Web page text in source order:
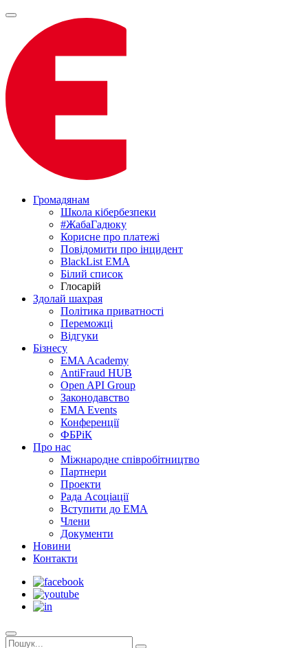
Громадянам
Школа кібербезпеки
#ЖабаГадюку
Корисне про платежі
Повідомити про інцидент
BlackList EMA
Білий список
Глосарій
Здолай шахрая
Політика приватності
Переможцi
Відгуки
Бізнесу
EMA Academy
AntiFraud HUB
Open API Group
Законодавство
EMA Events
Конференції
ФБРіК
Про нас
Міжнародне співробітництво
Партнери
Проекти
Рада Асоціації
Вступити до ЕМА
Члени
Документи
Новини
Контакти